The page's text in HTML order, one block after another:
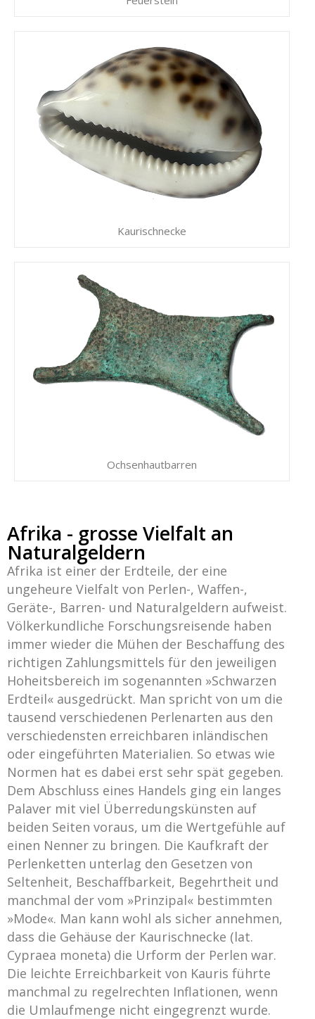
Kaurischnecke
Ochsenhautbarren
Afrika - grosse Vielfalt an
Naturalgeldern
Afrika ist einer der Erdteile, der eine
ungeheure Vielfalt von Perlen-, Waffen-,
Geräte-, Barren- und Naturalgeldern aufweist.
Völkerkundliche Forschungsreisende haben
immer wieder die Mühen der Beschaffung des
richtigen Zahlungsmittels für den jeweiligen
Hoheitsbereich im sogenannten »Schwarzen
Erdteil« ausgedrückt. Man spricht von um die
tausend verschiedenen Perlenarten aus den
verschiedensten erreichbaren inländischen
oder eingeführten Materialien. So etwas wie
Normen hat es dabei erst sehr spät gegeben.
Dem Abschluss eines Handels ging ein langes
Palaver mit viel Überredungskünsten auf
beiden Seiten voraus, um die Wertgefühle auf
einen Nenner zu bringen. Die Kaufkraft der
Perlenketten unterlag den Gesetzen von
Seltenheit, Beschaffbarkeit, Begehrtheit und
manchmal der vom »Prinzipal« bestimmten
»Mode«. Man kann wohl als sicher annehmen,
dass die Gehäuse der Kaurischnecke (lat.
Cypraea moneta) die Urform der Perlen war.
Die leichte Erreichbarkeit von Kauris führte
manchmal zu regelrechten Inflationen, wenn
die Umlaufmenge nicht eingegrenzt wurde.